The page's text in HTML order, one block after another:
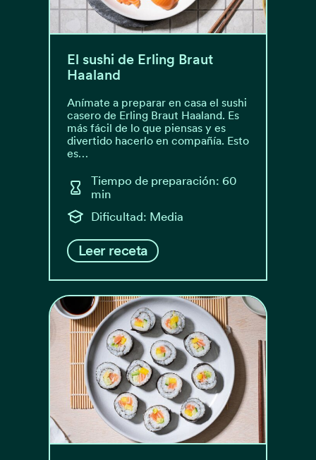
El sushi de Erling Braut
Haaland
Anímate a preparar en casa el sushi
casero de Erling Braut Haaland. Es
más fácil de lo que piensas y es
divertido hacerlo en compañía. Esto
es…
Tiempo de preparación: 60
min
Dificultad: Media
Leer receta